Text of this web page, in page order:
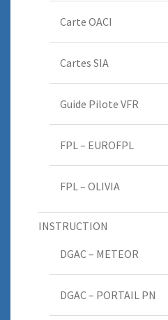
Carte OACI
Cartes SIA
Guide Pilote VFR
FPL – EUROFPL
FPL – OLIVIA
INSTRUCTION
DGAC – METEOR
DGAC – PORTAIL PN